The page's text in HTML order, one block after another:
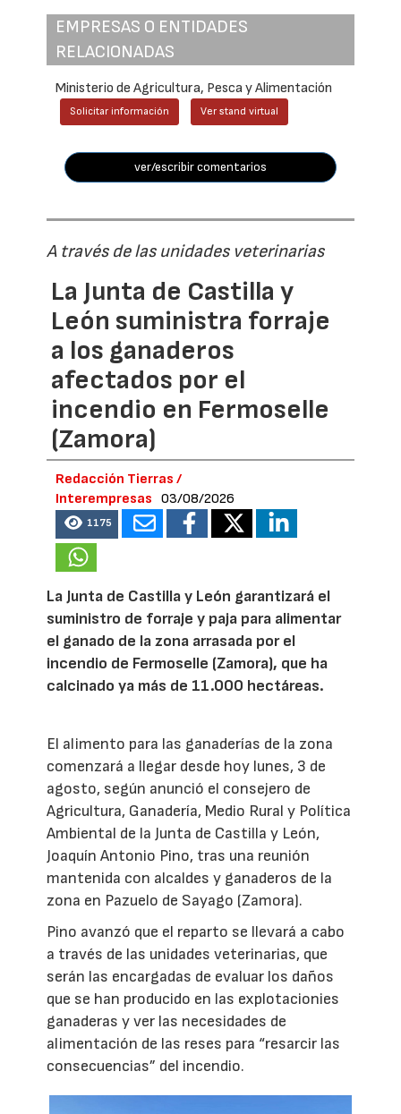
EMPRESAS O ENTIDADES
RELACIONADAS
Ministerio de Agricultura, Pesca y Alimentación
Solicitar información Ver stand virtual
ver/escribir comentarios
A través de las unidades veterinarias
La Junta de Castilla y
León suministra forraje
a los ganaderos
afectados por el
incendio en Fermoselle
(Zamora)
Redacción Tierras /
Interempresas
03/08/2026
1175
La Junta de Castilla y León garantizará el
suministro de forraje y paja para alimentar
el ganado de la zona arrasada por el
incendio de Fermoselle (Zamora), que ha
calcinado ya más de 11.000 hectáreas.
El alimento para las ganaderías de la zona
comenzará a llegar desde hoy lunes, 3 de
agosto, según anunció el consejero de
Agricultura, Ganadería, Medio Rural y Política
Ambiental de la Junta de Castilla y León,
Joaquín Antonio Pino, tras una reunión
mantenida con alcaldes y ganaderos de la
zona en Pazuelo de Sayago (Zamora).
Pino avanzó que el reparto se llevará a cabo
a través de las unidades veterinarias, que
serán las encargadas de evaluar los daños
que se han producido en las explotacionies
ganaderas y ver las necesidades de
alimentación de las reses para “resarcir las
consecuencias” del incendio.